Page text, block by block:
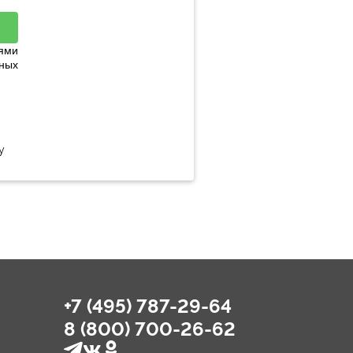
+7 (495) 787-29-64
8 (800) 700-26-62